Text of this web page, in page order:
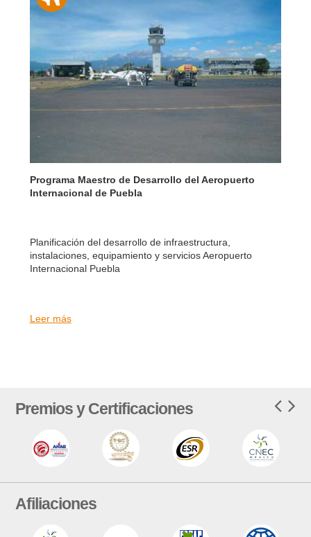
Programa Maestro de Desarrollo del Aeropuerto
Internacional de Puebla
Planificación del desarrollo de infraestructura,
instalaciones, equipamiento y servicios Aeropuerto
Internacional Puebla
Leer más
Premios y Certificaciones
Afiliaciones